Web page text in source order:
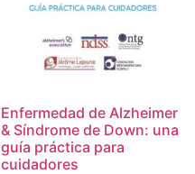
Enfermedad de Alzheimer
& Síndrome de Down: una
guía práctica para
cuidadores